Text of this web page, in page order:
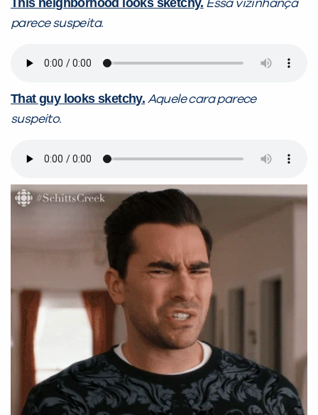
This neighborhood looks sketchy. Essa vizinhança
parece suspeita.
That guy looks sketchy. Aquele cara parece
suspeito.